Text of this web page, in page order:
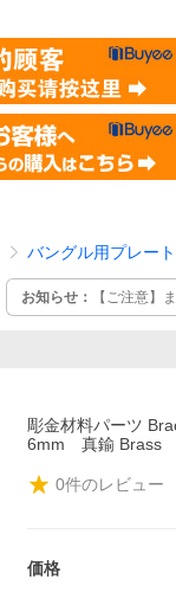
バングル用プレー
お知らせ：
【ご注意】
入れ違いで完売した場
彫金材料パーツ
6mm 真鍮 Brass
0件のレビュー
価格